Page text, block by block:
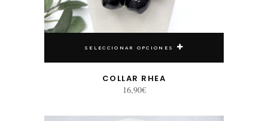
SELECCIONAR OPCIONES
COLLAR RHEA
16,90€